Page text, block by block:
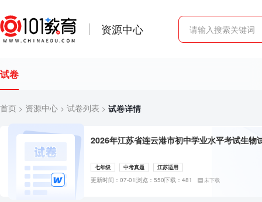
资源中心
试卷
首页 > 资源中心 > 试卷列表 > 试卷详情
2026年江苏省连云港市初中学业水平考试生物
七年级 中考真题 江苏适用
更新时间：07-01浏览：550下载：481 未下载